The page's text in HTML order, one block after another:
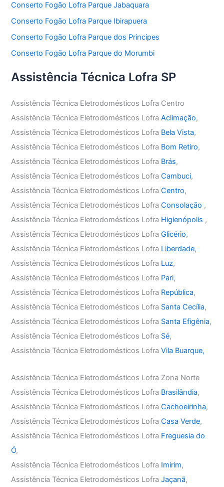
Conserto Fogão Lofra Parque Jabaquara
Conserto Fogão Lofra Parque Ibirapuera
Conserto Fogão Lofra Parque dos Principes
Conserto Fogão Lofra Parque do Morumbi
Assistência Técnica Lofra SP
Assistência Técnica Eletrodomésticos Lofra Centro
Assistência Técnica Eletrodomésticos LofraAclimação,
Assistência Técnica Eletrodomésticos Lofra Bela Vista,
Assistência Técnica Eletrodomésticos Lofra Bom Retiro,
Assistência Técnica Eletrodomésticos Lofra Brás,
Assistência Técnica Eletrodomésticos LofraCambuci,
Assistência Técnica Eletrodomésticos LofraCentro,
Assistência Técnica Eletrodomésticos LofraConsolação ,
Assistência Técnica Eletrodomésticos Lofra Higienópolis ,
Assistência Técnica Eletrodomésticos LofraGlicério,
Assistência Técnica Eletrodomésticos Lofra Liberdade,
Assistência Técnica Eletrodomésticos Lofra Luz,
Assistência Técnica Eletrodomésticos Lofra Pari,
Assistência Técnica Eletrodomésticos Lofra República,
Assistência Técnica Eletrodomésticos Lofra Santa Cecília,
Assistência Técnica Eletrodomésticos Lofra Santa Efigênia,
Assistência Técnica Eletrodomésticos Lofra Sé,
Assistência Técnica Eletrodomésticos LofraVila Buarque,
Assistência Técnica Eletrodomésticos Lofra Zona Norte
Assistência Técnica Eletrodomésticos Lofra Brasilândia,
Assistência Técnica Eletrodomésticos LofraCachoeirinha,
Assistência Técnica Eletrodomésticos LofraCasa Verde,
Assistência Técnica Eletrodomésticos Lofra Freguesia do
Ó,
Assistência Técnica Eletrodomésticos Lofra Imirim,
Assistência Técnica Eletrodomésticos LofraJaçanã,